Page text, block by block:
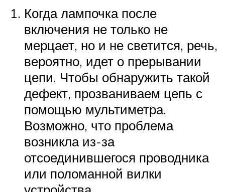
Когда лампочка после
включения не только не
мерцает, но и не светится, речь,
вероятно, идет о прерывании
цепи. Чтобы обнаружить такой
дефект, прозваниваем цепь с
помощью мультиметра.
Возможно, что проблема
возникла из-за
отсоединившегося проводника
или поломанной вилки